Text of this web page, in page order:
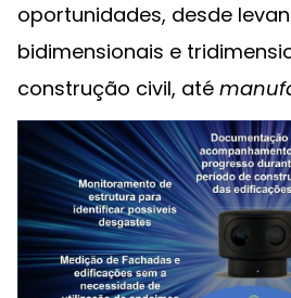
oportunidades, desde
bidimensionais e
construção civil, até